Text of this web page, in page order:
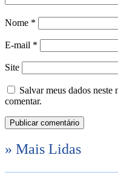
Nome *
E-mail *
Site
Salvar meus dados
comentar.
» Mais Lidas